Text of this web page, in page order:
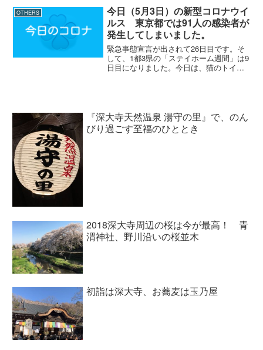
いだしたのがスケバン刑事に出ていると
言うことは思い出したけど...
OTHERS
今日（5月3日）の新型コロナウイ
ルス 東京都では91人の感染者が
発生してしまいました。
緊急事態宣言が出されて26日目です。そ
して、1都3県の「ステイホーム週間」は9
日目になりました。今日は、猫のトイレ
『深大寺天然温泉 湯守の里』で、のん
びり過ごす至福のひととき
2018深大寺周辺の桜は今が最高！ 青
渭神社、野川沿いの桜並木
初詣は深大寺、お蕎麦は玉乃屋